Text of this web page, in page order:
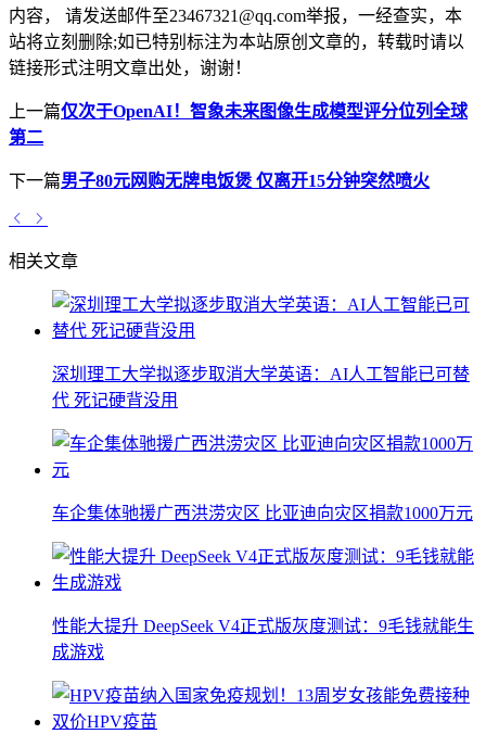
内容， 请发送邮件至23467321@qq.com举报，一经查实，本
站将立刻删除;如已特别标注为本站原创文章的，转载时请以
链接形式注明文章出处，谢谢！
上一篇仅次于OpenAI！智象未来图像生成模型评分位列全球
第二
下一篇男子80元网购无牌电饭煲 仅离开15分钟突然喷火
相关文章
深圳理工大学拟逐步取消大学英语：AI人工智能已可替
代 死记硬背没用
车企集体驰援广西洪涝灾区 比亚迪向灾区捐款1000万元
性能大提升 DeepSeek V4正式版灰度测试：9毛钱就能生
成游戏